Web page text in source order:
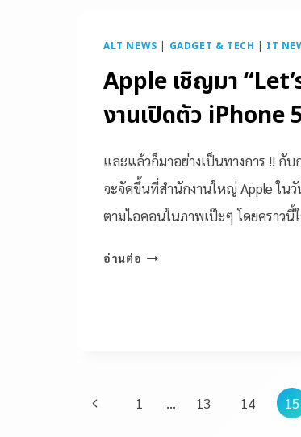
ALT NEWS GADGET & TECH IT
Apple เชิญมา
งานเปิดตัว iPhone
และแล้วก็มาอย่างเป็นทางการ !! กั
จะจัดขึ้นที่สำนักงานใหญ่ Apple ใน
ตามไอคอนในภาพเป๊ะๆ โดยคราวนี้
อ่านต่อ
1 … 13 14 15